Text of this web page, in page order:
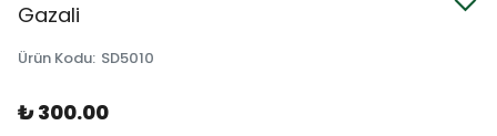
Gazali
Ürün Kodu: SD5010
₺ 300.00